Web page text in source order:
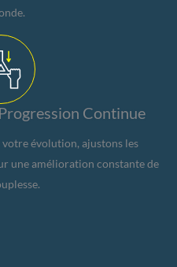
Continue
évolution, ajustons les
une amélioration constante de